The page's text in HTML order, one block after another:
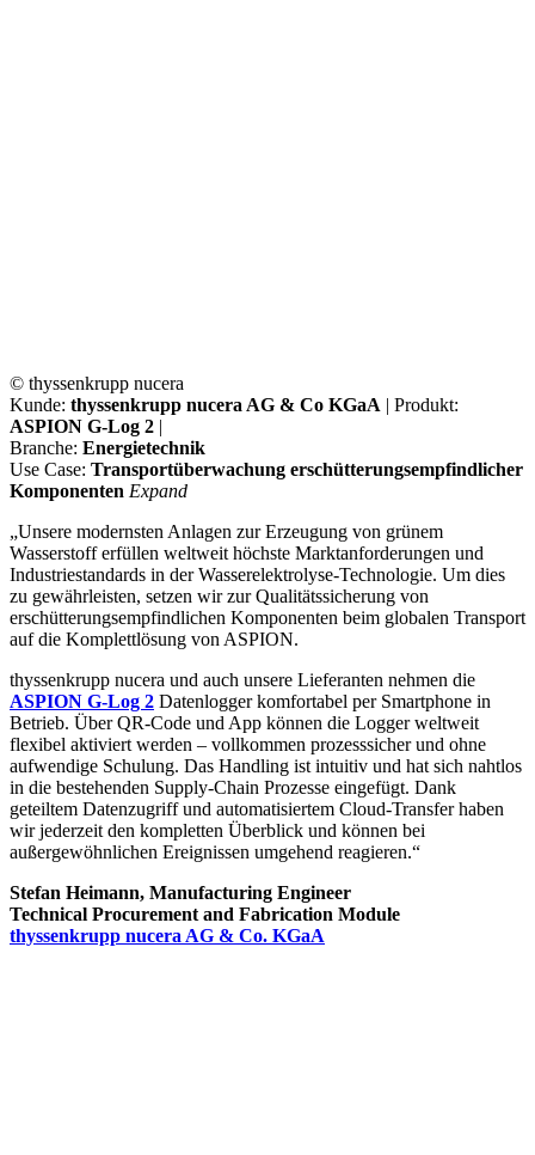
© thyssenkrupp nucera
Kunde: thyssenkrupp nucera AG & Co KGaA | Produkt:
ASPION G-Log 2 |
Branche: Energietechnik
Use Case: Transportüberwachung erschütterungsempfindlicher
Komponenten Expand
„Unsere modernsten Anlagen zur Erzeugung von grünem
Wasserstoff erfüllen weltweit höchste Marktanforderungen und
Industriestandards in der Wasserelektrolyse-Technologie. Um dies
zu gewährleisten, setzen wir zur Qualitätssicherung von
erschütterungsempfindlichen Komponenten beim globalen Transport
auf die Komplettlösung von ASPION.
thyssenkrupp nucera und auch unsere Lieferanten nehmen die
ASPION G-Log 2 Datenlogger komfortabel per Smartphone in
Betrieb. Über QR-Code und App können die Logger weltweit
flexibel aktiviert werden – vollkommen prozesssicher und ohne
aufwendige Schulung. Das Handling ist intuitiv und hat sich nahtlos
in die bestehenden Supply-Chain Prozesse eingefügt. Dank
geteiltem Datenzugriff und automatisiertem Cloud-Transfer haben
wir jederzeit den kompletten Überblick und können bei
außergewöhnlichen Ereignissen umgehend reagieren.“
Stefan Heimann, Manufacturing Engineer
Technical Procurement and Fabrication Module
thyssenkrupp nucera AG & Co. KGaA